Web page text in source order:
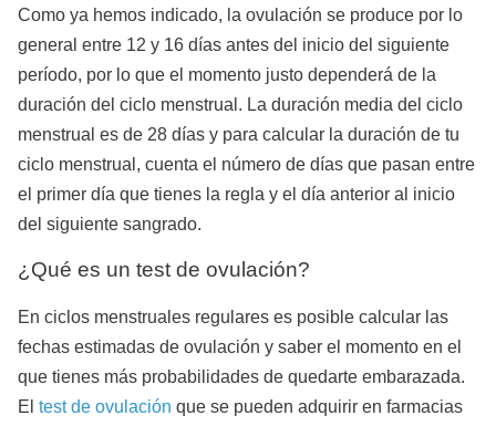
Como ya hemos indicado, la ovulación se produce por lo
general entre 12 y 16 días antes del inicio del siguiente
período, por lo que el momento justo dependerá de la
duración del ciclo menstrual. La duración media del ciclo
menstrual es de 28 días y para calcular la duración de tu
ciclo menstrual, cuenta el número de días que pasan entre
el primer día que tienes la regla y el día anterior al inicio
del siguiente sangrado.
¿Qué es un test de ovulación?
En ciclos menstruales regulares es posible calcular las
fechas estimadas de ovulación y saber el momento en el
que tienes más probabilidades de quedarte embarazada.
El test de ovulación que se pueden adquirir en farmacias